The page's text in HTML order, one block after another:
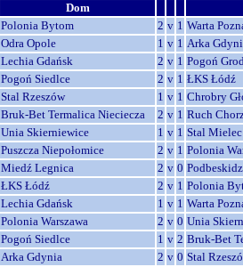
Dom
Polonia Bytom 2 v 1 Warta
Odra Opole 1 v 1 Arka
Lechia Gdańsk 2 v 1 Pogoń
Pogoń Siedlce 2 v 1 ŁKS Łódź
Stal Rzeszów 1 v 1 Chrobry
Bruk-Bet Termalica Nieciecza 2 v 1 Ruch
Unia Skierniewice 1 v 1 Stal Mielec
Puszcza Niepołomice 2 v 1 Polonia
Miedź Legnica 2 v 0
ŁKS Łódź 2 v 1 Polonia
Lechia Gdańsk 1 v 1 Warta
Polonia Warszawa 2 v 0 Unia
Pogoń Siedlce 1 v 2 Bruk-Bet
Arka Gdynia 2 v 0 Stal